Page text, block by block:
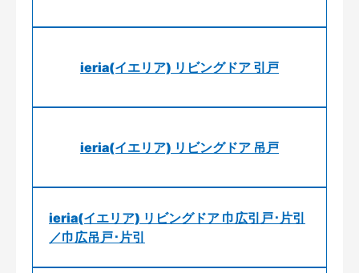
ieria(イエリア) リビングドア 引戸
ieria(イエリア) リビングドア 吊戸
ieria(イエリア) リビングドア 巾広引戸･片引
／巾広吊戸･片引